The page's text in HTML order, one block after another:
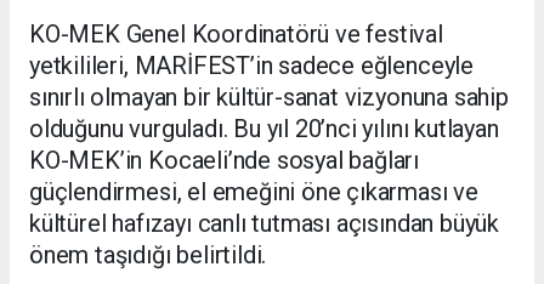
KO-MEK Genel Koordinatörü ve festival
yetkilileri, MARİFEST’in sadece eğlenceyle
sınırlı olmayan bir kültür-sanat vizyonuna sahip
olduğunu vurguladı. Bu yıl 20’nci yılını kutlayan
KO-MEK’in Kocaeli’nde sosyal bağları
güçlendirmesi, el emeğini öne çıkarması ve
kültürel hafızayı canlı tutması açısından büyük
önem taşıdığı belirtildi.